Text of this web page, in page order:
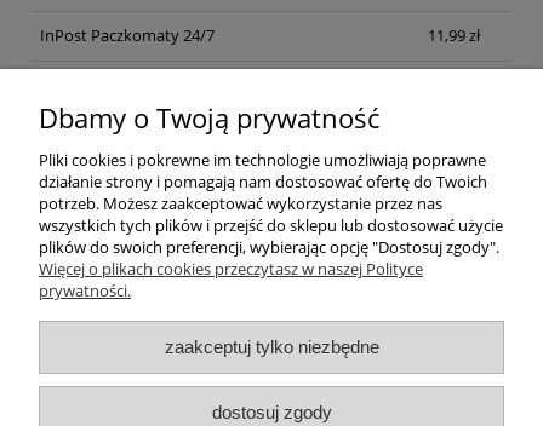
InPost Paczkomaty 24/7 11,99 zł
Pomoc
Moje konto
Płatności i dostawa
Dbamy o Twoją prywatność
Pliki cookies i pokrewne im technologie umożliwiają poprawne
działanie strony i pomagają nam dostosować ofertę do Twoich
potrzeb. Możesz zaakceptować wykorzystanie przez nas
wszystkich tych plików i przejść do sklepu lub dostosować użycie
plików do swoich preferencji, wybierając opcję "Dostosuj zgody".
Więcej o plikach cookies przeczytasz w naszej Polityce
prywatności.
zaakceptuj tylko niezbędne
dostosuj zgody